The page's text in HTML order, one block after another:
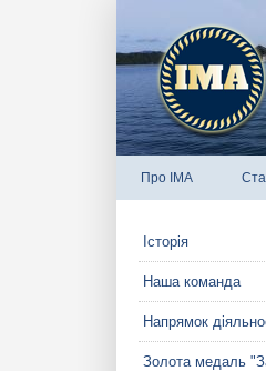
Про IMA
Історія
Наша команда
Напрямок
Золота медаль